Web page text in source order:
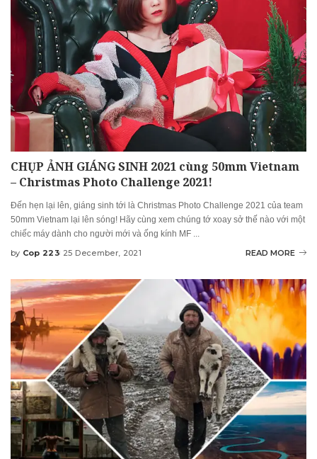
CHỤP ẢNH GIÁNG SINH 2021 cùng 50mm Vietnam
– Christmas Photo Challenge 2021!
Đến hẹn lại lên, giáng sinh tới là Christmas Photo Challenge 2021 của team
50mm Vietnam lại lên sóng! Hãy cùng xem chúng tớ xoay sở thế nào với một
chiếc máy dành cho người mới và ống kính MF ...
Posted
by Cop 223 25 December, 2021 READ MORE